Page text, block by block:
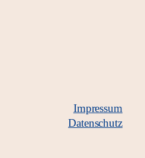
Impressum
Datenschutz